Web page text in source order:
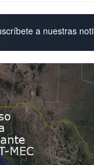
a nuestras